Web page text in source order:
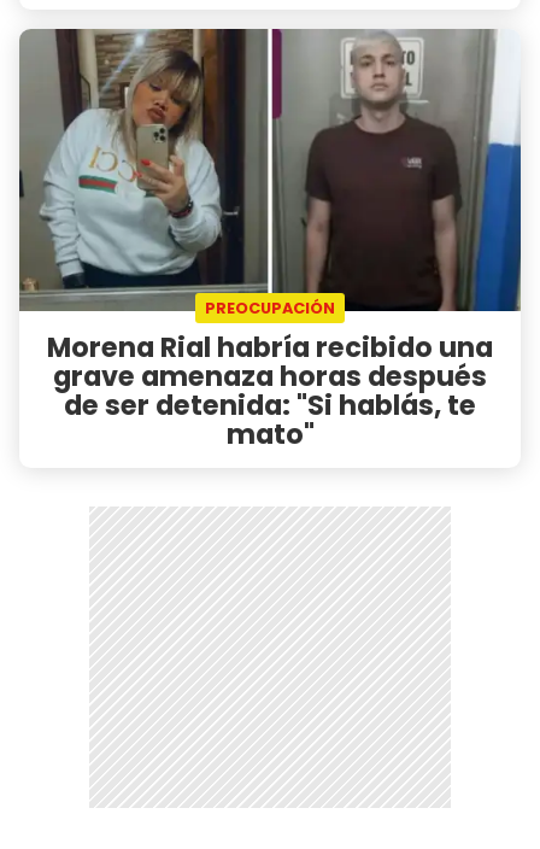
PREOCUPACIÓN
Morena Rial habría recibido una
grave amenaza horas después
de ser detenida: "Si hablás, te
mato"